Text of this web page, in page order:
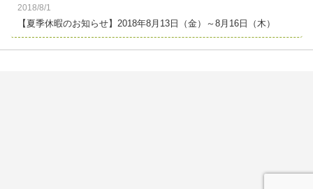
2018/8/1
【夏季休暇のお知らせ】2018年8月13日（金）～8月16日（木）